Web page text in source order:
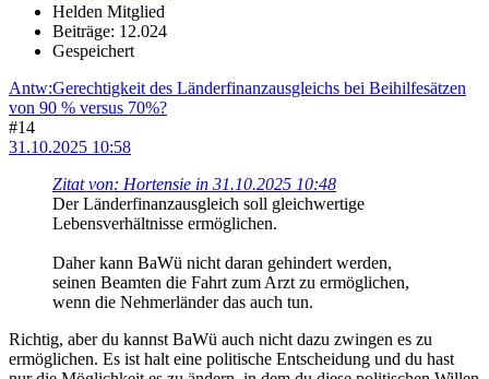
Helden Mitglied
Beiträge: 12.024
Gespeichert
Antw:Gerechtigkeit des Länderfinanzausgleichs bei Beihilfesätzen
von 90 % versus 70%?
#14
31.10.2025 10:58
Zitat von: Hortensie in 31.10.2025 10:48
Der Länderfinanzausgleich soll gleichwertige
Lebensverhältnisse ermöglichen.
Daher kann BaWü nicht daran gehindert werden,
seinen Beamten die Fahrt zum Arzt zu ermöglichen,
wenn die Nehmerländer das auch tun.
Richtig, aber du kannst BaWü auch nicht dazu zwingen es zu
ermöglichen. Es ist halt eine politische Entscheidung und du hast